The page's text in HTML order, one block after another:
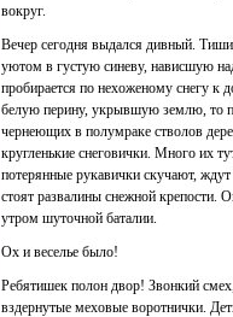
вокруг.
Вечер сегодня выдался дивный.
уютом в густую синеву, нависшую
пробирается по нехоженому снегу к
белую перину, укрывшую землю, то
чернеющих в полумраке стволов
кругленькие снеговички. Много их
потерянные рукавички скучают,
стоят развалины снежной крепости.
утром шуточной баталии.
Ох и веселье было!
Ребятишек полон двор! Звонкий
вздернутые меховые воротнички.